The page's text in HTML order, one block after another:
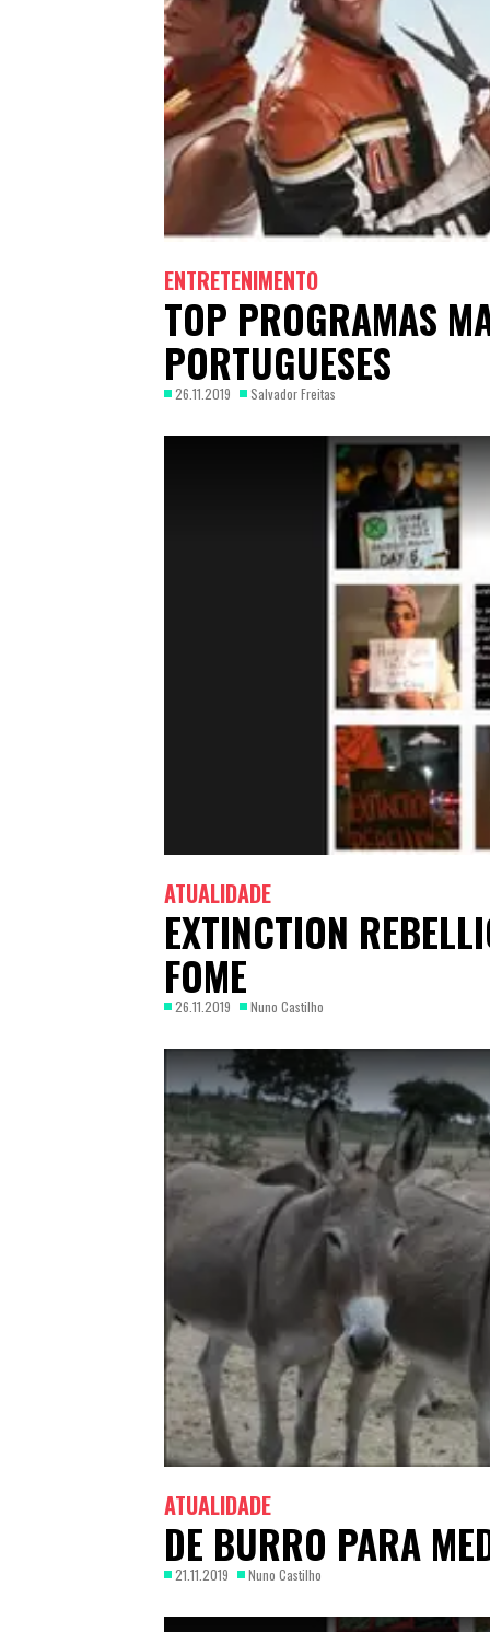
ENTRETENIMENTO
TOP PROGRAMAS
PORTUGUESES
26.11.2019 Salvador Freitas
ATUALIDADE
EXTINCTION
FOME
26.11.2019 Nuno Castilho
ATUALIDADE
DE BURRO PARA
21.11.2019 Nuno Castilho